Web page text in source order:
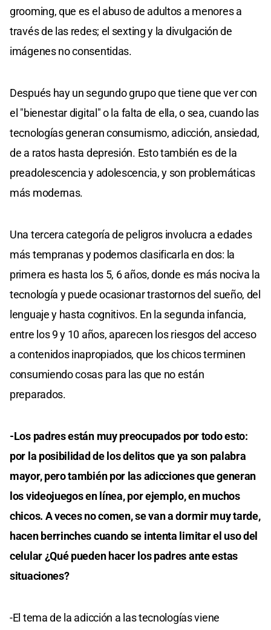
grooming, que es el abuso de adultos a menores a
través de las redes; el sexting y la divulgación de
imágenes no consentidas.
Después hay un segundo grupo que tiene que ver con
el "bienestar digital" o la falta de ella, o sea, cuando las
tecnologías generan consumismo, adicción, ansiedad,
de a ratos hasta depresión. Esto también es de la
preadolescencia y adolescencia, y son problemáticas
más modernas.
Una tercera categoría de peligros involucra a edades
más tempranas y podemos clasificarla en dos: la
primera es hasta los 5, 6 años, donde es más nociva la
tecnología y puede ocasionar trastornos del sueño, del
lenguaje y hasta cognitivos. En la segunda infancia,
entre los 9 y 10 años, aparecen los riesgos del acceso
a contenidos inapropiados, que los chicos terminen
consumiendo cosas para las que no están
preparados.
-Los padres están muy preocupados por todo esto:
por la posibilidad de los delitos que ya son palabra
mayor, pero también por las adicciones que generan
los videojuegos en línea, por ejemplo, en muchos
chicos. A veces no comen, se van a dormir muy tarde,
hacen berrinches cuando se intenta limitar el uso del
celular ¿Qué pueden hacer los padres ante estas
situaciones?
-El tema de la adicción a las tecnologías viene